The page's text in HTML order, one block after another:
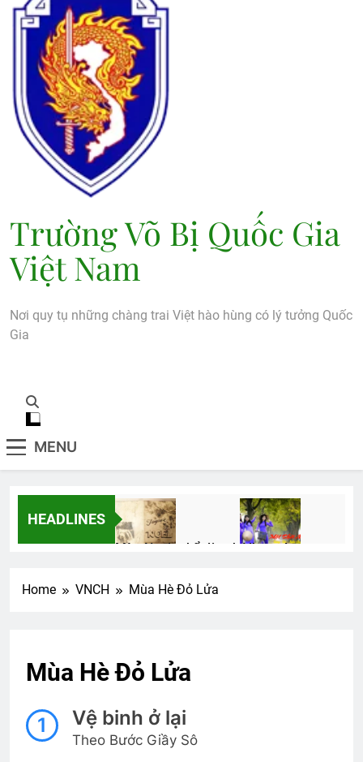
Trường Võ Bị Quốc Gia
Việt Nam
Nơi quy tụ những chàng trai Việt hào hùng có lý tưởng Quốc
Gia
MENU
HEADLINES
Mùa Noel … kể đi anh Album 4
CTBCTY Tập II chương 21
3 Years Ago
Home VNCH Mùa Hè Đỏ Lửa
Mùa Hè Đỏ Lửa
1 Vệ binh ở lại
Theo Bước Giầy Sô